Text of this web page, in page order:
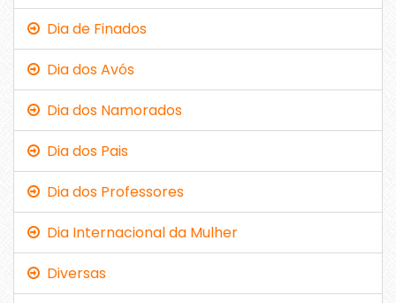
Dia de Finados
Dia dos Avós
Dia dos Namorados
Dia dos Pais
Dia dos Professores
Dia Internacional da Mulher
Diversas